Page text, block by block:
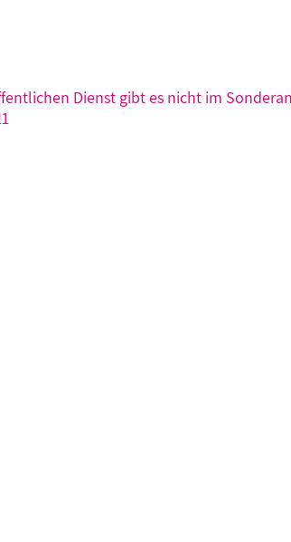
Dienst gibt es nicht im